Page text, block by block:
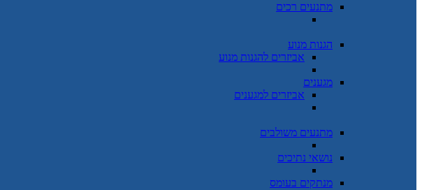
מתנעים רכים
הגנות מנוע
אביזרים להגנות מנוע
מגענים
אביזרים למגענים
מתנעים משולבים
נושאי נתיכים
מנתקים בעומס